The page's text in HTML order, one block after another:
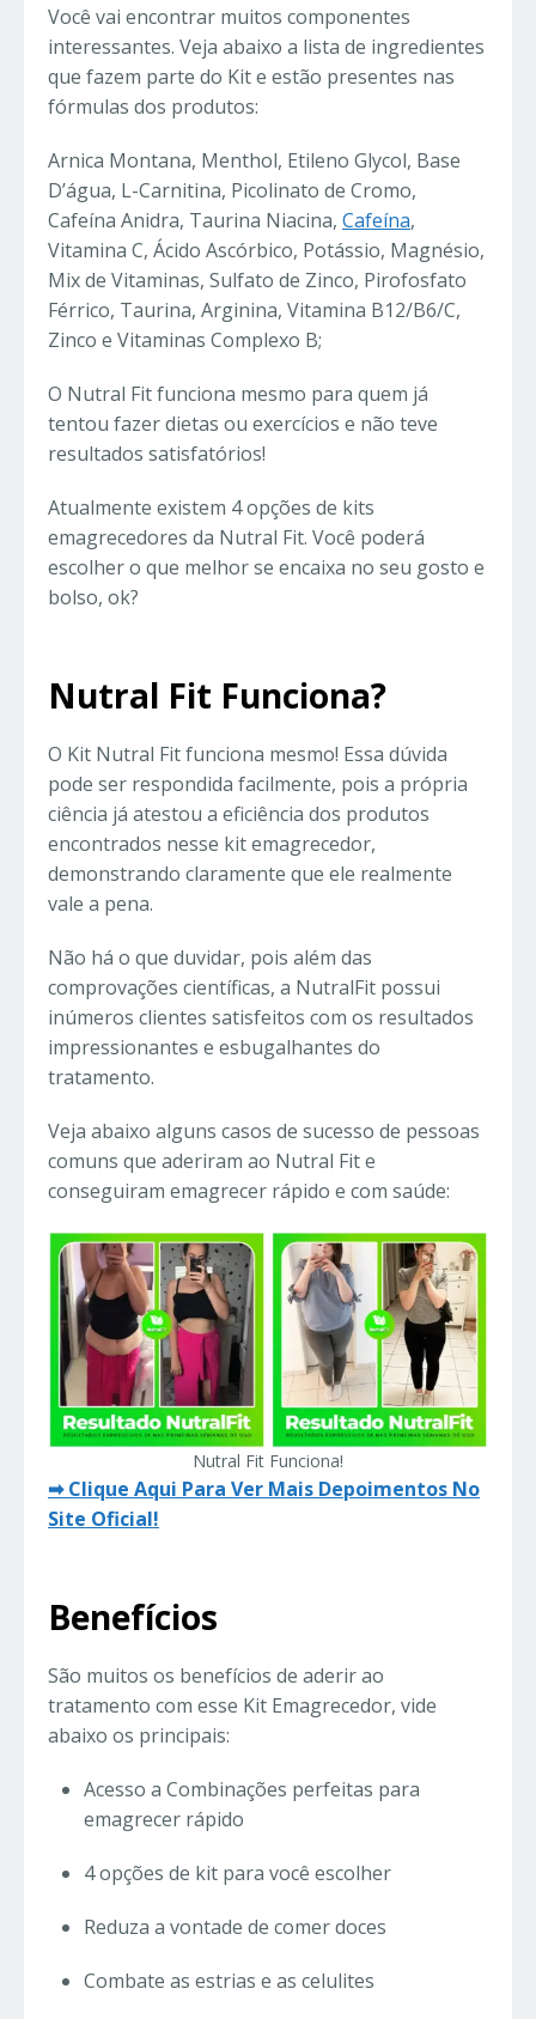
Você vai encontrar muitos componentes
interessantes. Veja abaixo a lista de ingredientes
que fazem parte do Kit e estão presentes nas
fórmulas dos produtos:
Arnica Montana, Menthol, Etileno Glycol, Base
D’água, L-Carnitina, Picolinato de Cromo,
Cafeína Anidra, Taurina Niacina, Cafeína,
Vitamina C, Ácido Ascórbico, Potássio, Magnésio,
Mix de Vitaminas, Sulfato de Zinco, Pirofosfato
Férrico, Taurina, Arginina, Vitamina B12/B6/C,
Zinco e Vitaminas Complexo B;
O Nutral Fit funciona mesmo para quem já
tentou fazer dietas ou exercícios e não teve
resultados satisfatórios!
Atualmente existem 4 opções de kits
emagrecedores da Nutral Fit. Você poderá
escolher o que melhor se encaixa no seu gosto e
bolso, ok?
Nutral Fit Funciona?
O Kit Nutral Fit funciona mesmo! Essa dúvida
pode ser respondida facilmente, pois a própria
ciência já atestou a eficiência dos produtos
encontrados nesse kit emagrecedor,
demonstrando claramente que ele realmente
vale a pena.
Não há o que duvidar, pois além das
comprovações científicas, a NutralFit possui
inúmeros clientes satisfeitos com os resultados
impressionantes e esbugalhantes do
tratamento.
Veja abaixo alguns casos de sucesso de pessoas
comuns que aderiram ao Nutral Fit e
conseguiram emagrecer rápido e com saúde:
Nutral Fit Funciona!
➡ Clique Aqui Para Ver Mais Depoimentos No
Site Oficial!
Benefícios
São muitos os benefícios de aderir ao
tratamento com esse Kit Emagrecedor, vide
abaixo os principais:
Acesso a Combinações perfeitas para
emagrecer rápido
4 opções de kit para você escolher
Reduza a vontade de comer doces
Combate as estrias e as celulites